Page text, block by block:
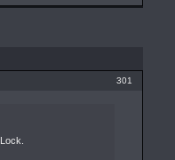
301